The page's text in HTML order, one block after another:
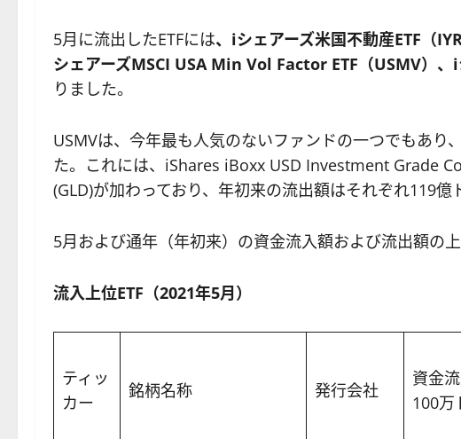
5月に流出したETFには、iシェアーズ米国不動産ETF（
シェアーズMSCI USA Min Vol Factor ETF（USMV）、i
りました。
USMVは、今年最も人気のないファンドの一つでもあり
た。これには、iShares iBoxx USD Investment Grade
(GLD)が加わっており、年初来の流出額はそれぞれ119億
5月および通年（年初来）の資金流入額および流出額の
流入上位ETF（2021年5月）
ティッ
カー
銘柄名称 発行会社
資金
100万